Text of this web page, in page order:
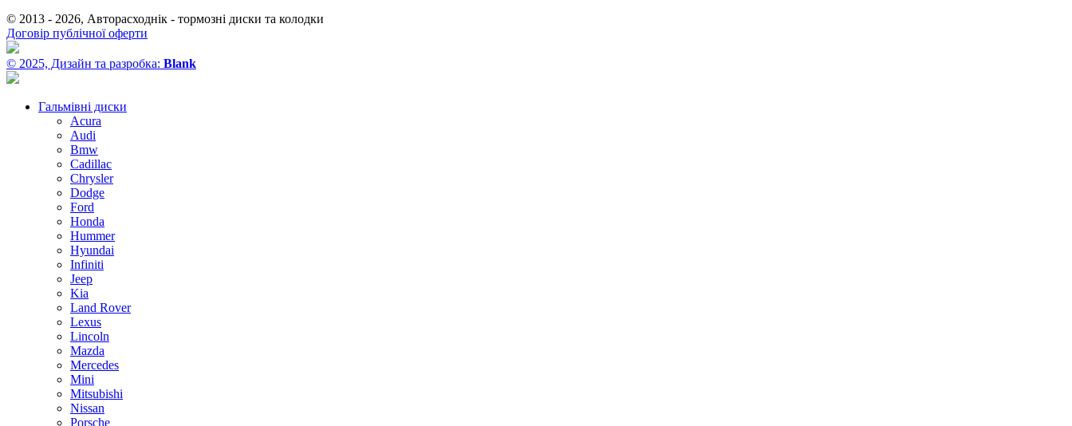
© 2013 - 2026, Авторасходнік - тормозні диски та колодки
Договір публічної оферти
© 2025, Дизайн та разробка: Blank
Гальмівні диски
Acura
Audi
Bmw
Cadillac
Chrysler
Dodge
Ford
Honda
Hummer
Hyundai
Infiniti
Jeep
Kia
Land Rover
Lexus
Lincoln
Mazda
Mercedes
Mini
Mitsubishi
Nissan
Porsche